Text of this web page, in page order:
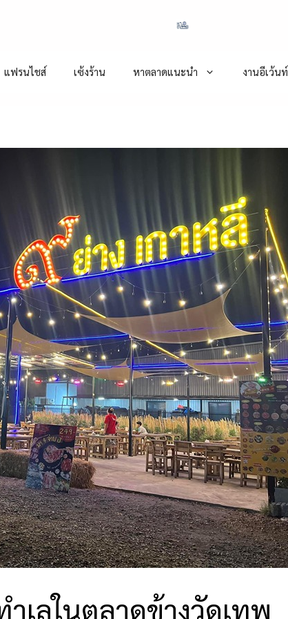
แฟรนไชส์ เซ้งร้าน หาตลาดแนะนำ งานอีเว้นท์
ำเลในตลาดข้างวัดเทพ